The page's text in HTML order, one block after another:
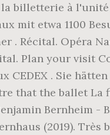
billetterie à
mit etwa 1100
. Récital. Opéra
Plan your
CEDEX . Sie
that the ballet La
Bernheim -
(2019).